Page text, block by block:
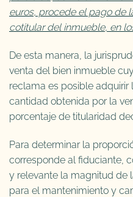
euros, procede el pago de
cotitular del inmueble, en
De esta manera, la
venta del bien inmueble
reclama es posible adquirir
cantidad obtenida por la
porcentaje de titularidad
Para determinar la
corresponde al fiduciante,
y relevante la magnitud de
para el mantenimiento y